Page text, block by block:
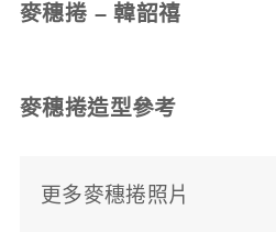
麥穗捲 – 韓韶禧
麥穗捲造型參考
更多麥穗捲照片